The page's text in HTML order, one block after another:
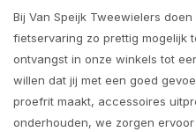
Bij Van Speijk Tweewielers
fietservaring zo prettig mogelijk
ontvangst in onze winkels tot
willen dat jij met een goed
proefrit maakt, accessoires
onderhouden, we zorgen